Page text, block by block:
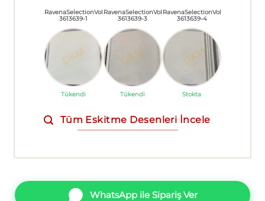
RavenaSelectionVol
3613639-1
Tükendi
RavenaSelectionVol
3613639-3
Tükendi
RavenaSelectionVol
3613639-4
Stokta
Tüm Eskitme Desenleri İncele
WhatsApp ile Sipariş Ver